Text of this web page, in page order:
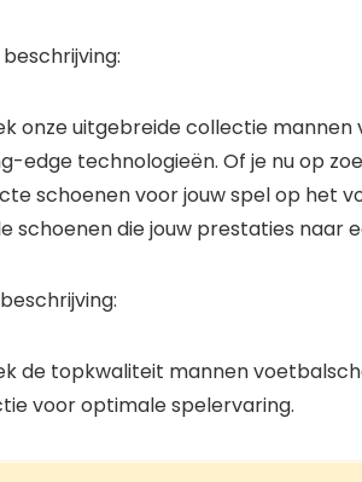
onze uitgebreide collectie
edge technologieën. Of je nu op
schoenen voor jouw spel op het
schoenen die jouw prestaties naar
de topkwaliteit mannen
voor optimale spelervaring.